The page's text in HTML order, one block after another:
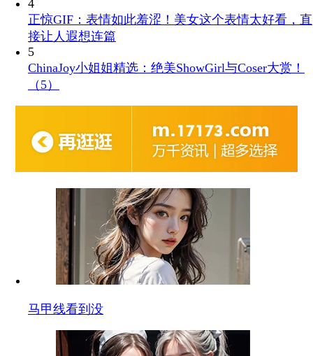
4
正惊GIF：表情如此羞涩！美女这个表情太好看，直
接让人遐想连篇
5
ChinaJoy小姐姐精选：绝美ShowGirl与Coser大赏！
（5）
马甲线看到没